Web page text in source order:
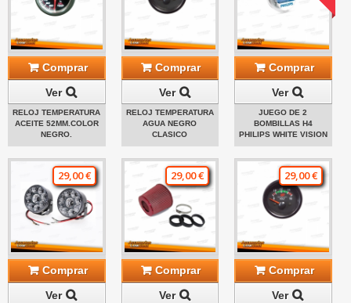
Comprar
Ver
RELOJ TEMPERATURA
ACEITE 52MM.COLOR
NEGRO.
Comprar
Ver
RELOJ TEMPERATURA
AGUA NEGRO
CLASICO
Comprar
Ver
JUEGO DE 2
BOMBILLAS H4
PHILIPS WHITE VISION
29,00 €
Comprar
Ver
29,00 €
Comprar
Ver
29,00 €
Comprar
Ver